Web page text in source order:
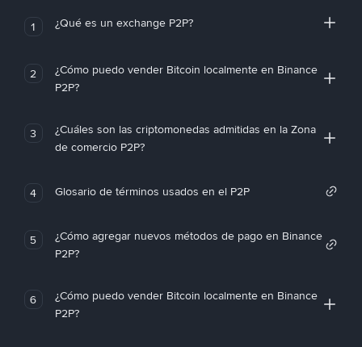
1 ¿Qué es un exchange P2P?
2
¿Cómo puedo vender Bitcoin localmente en Binance
P2P?
3
¿Cuáles son las criptomonedas admitidas en la Zona
de comercio P2P?
4 Glosario de términos usados en el P2P
5
¿Cómo agregar nuevos métodos de pago en Binance
P2P?
6
¿Cómo puedo vender Bitcoin localmente en Binance
P2P?